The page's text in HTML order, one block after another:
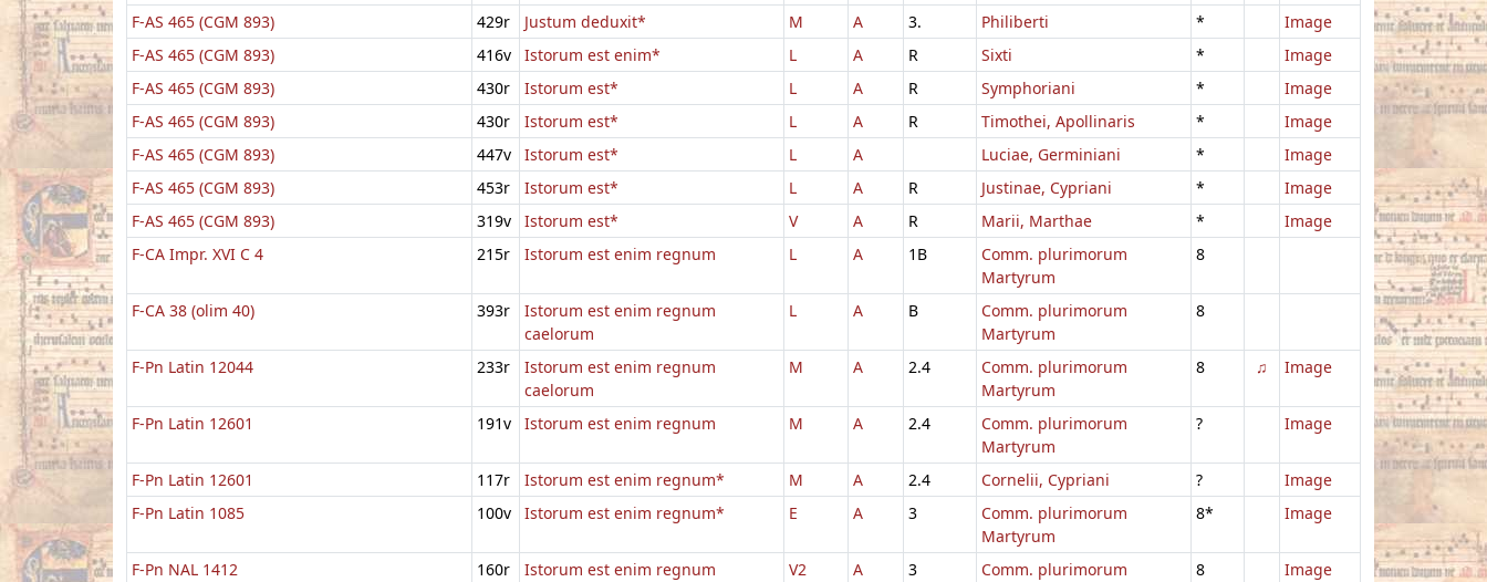
F-AS 465 (CGM 893) 429r Justum deduxit* M A 3. Philiberti *
Image
F-AS 465 (CGM 893)
416v Istorum est enim* L A R Sixti *
Image
F-AS 465 (CGM 893)
430r Istorum est* L A R Symphoriani *
Image
F-AS 465 (CGM 893)
430r Istorum est* L A R Timothei, Apollinaris *
Image
F-AS 465 (CGM 893)
447v Istorum est* L A Luciae, Germiniani *
Image
F-AS 465 (CGM 893)
453r Istorum est* L A R Justinae, Cypriani *
Image
F-AS 465 (CGM 893)
319v Istorum est* V A R Marii, Marthae *
Image
F-CA Impr. XVI C 4
215r Istorum est enim regnum L A 1B
Comm. plurimorum
Martyrum
8
F-CA 38 (olim 40) 393r
Istorum est enim regnum
caelorum
L A B
Comm. plurimorum
Martyrum
8
F-Pn Latin 12044 233r
Istorum est enim regnum
caelorum
M A 2.4
Comm. plurimorum
Martyrum
8 ♫ Image
F-Pn Latin 12601 191v Istorum est enim regnum M A 2.4
Comm. plurimorum
Martyrum
? Image
F-Pn Latin 12601 117r Istorum est enim regnum* M A 2.4 Cornelii, Cypriani ?
Image
F-Pn Latin 1085
100v Istorum est enim regnum* E A 3
Comm. plurimorum
Martyrum
8* Image
F-Pn NAL 1412 160r Istorum est enim regnum V2 A 3
Comm. plurimorum
8 Image